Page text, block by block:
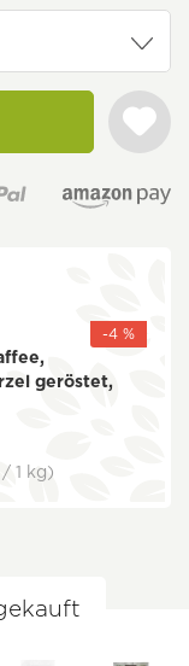
-4 %
geröstet,
1 kg)